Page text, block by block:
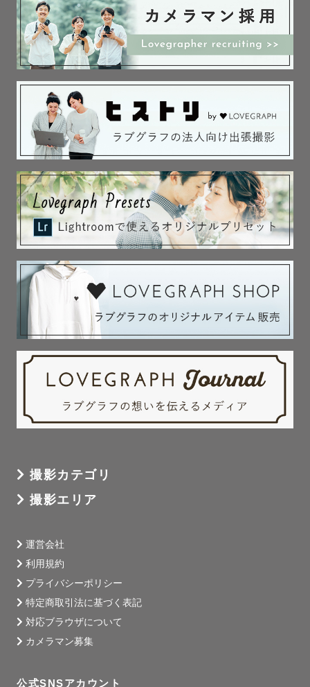
撮影カテゴリ
撮影エリア
運営会社
利用規約
プライバシーポリシー
特定商取引法に基づく表記
対応ブラウザについて
カメラマン募集
公式SNSアカウント